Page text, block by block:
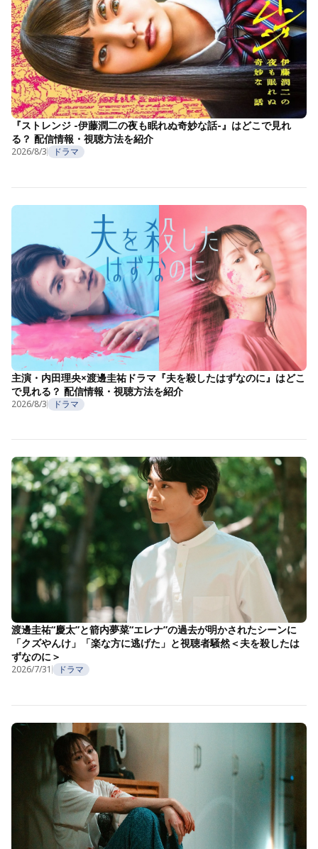
『ストレンジ -伊藤潤二の夜も眠れぬ奇妙な話-』はどこで見れ
る？ 配信情報・視聴方法を紹介
2026/8/3 ドラマ
主演・内田理央×渡邊圭祐ドラマ『夫を殺したはずなのに』はどこ
で見れる？ 配信情報・視聴方法を紹介
2026/8/3 ドラマ
渡邊圭祐“慶太”と箭内夢菜“エレナ”の過去が明かされたシーンに
「クズやんけ」「楽な方に逃げた」と視聴者騒然＜夫を殺したは
ずなのに＞
2026/7/31 ドラマ